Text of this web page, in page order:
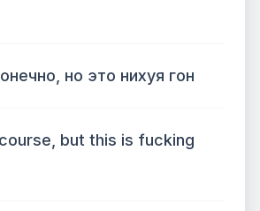
но это нихуя гон
but this is fucking